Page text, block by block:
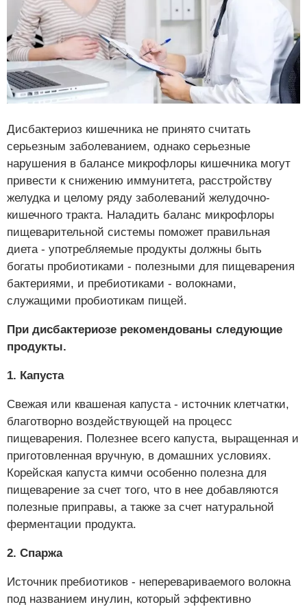
Нравится
Нравится
3
Дисбактериоз кишечника не принято считать
серьезным заболеванием, однако серьезные
нарушения в балансе микрофлоры кишечника могут
привести к снижению иммунитета, расстройству
желудка и целому ряду заболеваний желудочно-
кишечного тракта. Наладить баланс микрофлоры
пищеварительной системы поможет правильная
диета - употребляемые продукты должны быть
богаты пробиотиками - полезными для пищеварения
бактериями, и пребиотиками - волокнами,
служащими пробиотикам пищей.
При дисбактериозе рекомендованы следующие
продукты.
1. Капуста
Свежая или квашеная капуста - источник клетчатки,
благотворно воздействующей на процесс
пищеварения. Полезнее всего капуста, выращенная и
приготовленная вручную, в домашних условиях.
Корейская капуста кимчи особенно полезна для
пищеварение за счет того, что в нее добавляются
полезные приправы, а также за счет натуральной
ферментации продукта.
2. Спаржа
Источник пребиотиков - неперевариваемого волокна
под названием инулин, который эффективно